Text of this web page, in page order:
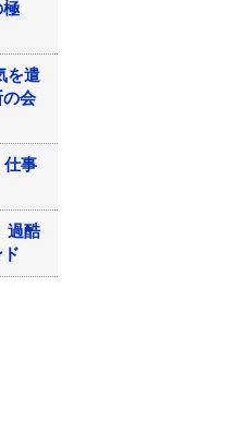
極
を遣
の会
仕事
過酷